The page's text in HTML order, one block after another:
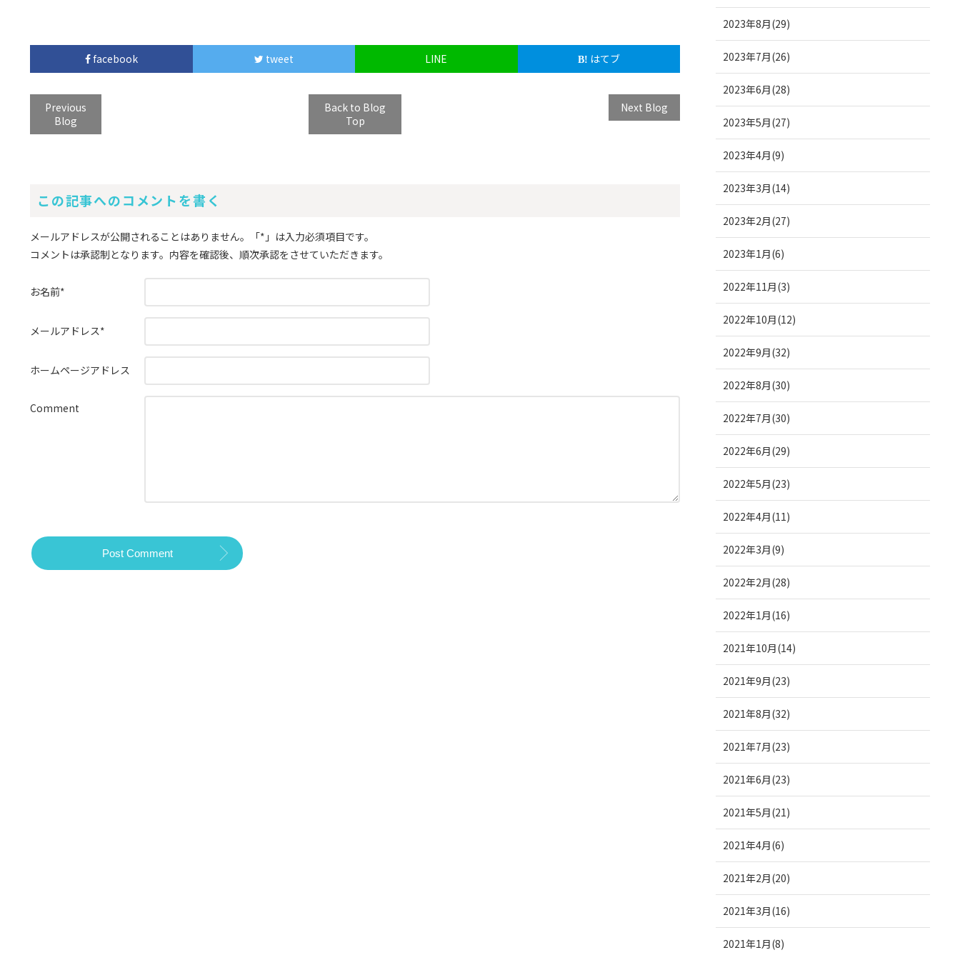
facebook tweet LINE はてブ
Previous
Blog
Back to Blog
Top
Next Blog
この記事へのコメントを書く
メールアドレスが公開されることはありません。 「*」 は入力必須項目です。
コメントは承認制となります。内容を確認後、順次承認をさせていただきます。
Comment
お名前*
メールアドレス*
ホームページアドレス
2023年8月(29)
2023年7月(26)
2023年6月(28)
2023年5月(27)
2023年4月(9)
2023年3月(14)
2023年2月(27)
2023年1月(6)
2022年11月(3)
2022年10月(12)
2022年9月(32)
2022年8月(30)
2022年7月(30)
2022年6月(29)
2022年5月(23)
2022年4月(11)
2022年3月(9)
2022年2月(28)
2022年1月(16)
2021年10月(14)
2021年9月(23)
2021年8月(32)
2021年7月(23)
2021年6月(23)
2021年5月(21)
2021年4月(6)
2021年2月(20)
2021年3月(16)
2021年1月(8)